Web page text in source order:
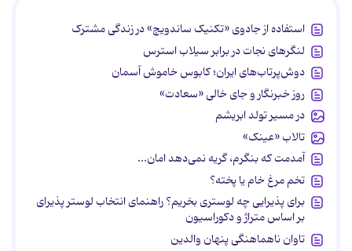
استفاده از جادوی «تکنیک ساندویچ» در زندگی مشترک
لنگرهای نجات در برابر سیلاب استرس
دوش‌پرتاب‌های ایران؛ کابوس خاموش آسمان
روز خبرنگار و جای خالی «سعادت»
در مسیر تولد ابریشم
تالاب «عینک»
آمدمت که بنگرم، گریه نمی‌دهد امان...
تخم مرغ خام یا پخته؟
برای پذیرایی چه لوستری بخریم؟ راهنمای انتخاب لوستر پذیرای
بر اساس متراژ و دکوراسیون
تاوان ناهماهنگی پنهان والدین